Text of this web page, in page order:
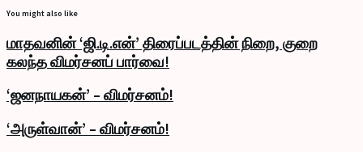
You might also like
மாதவனின் ‘ஜி.டி.என்’ திரைப்படத்தின் நிறை, குறை
கலந்த விமர்சனப் பார்வை!
‘ஜனநாயகன்’ – விமர்சனம்!
‘அருள்வான்’ – விமர்சனம்!